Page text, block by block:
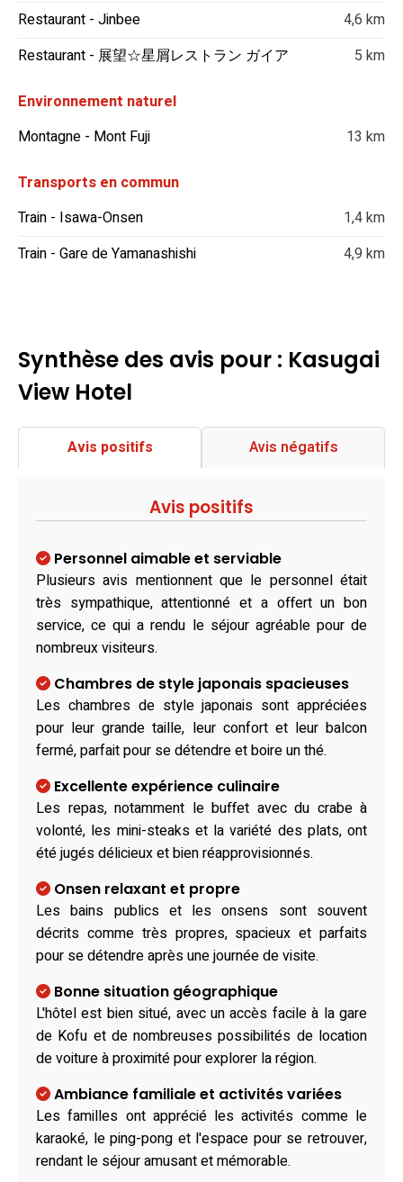
Restaurant - Jinbee
4,6 km
Restaurant - 展望☆星屑レストラン ガイア
5 km
Environnement naturel
Montagne - Mont Fuji
13 km
Transports en commun
Train - Isawa-Onsen
1,4 km
Train - Gare de Yamanashishi
4,9 km
Synthèse des avis pour : Kasugai
View Hotel
Avis positifs Avis négatifs
Avis positifs
Personnel aimable et serviable
Plusieurs avis mentionnent que le personnel était
très sympathique, attentionné et a offert un bon
service, ce qui a rendu le séjour agréable pour de
nombreux visiteurs.
Chambres de style japonais spacieuses
Les chambres de style japonais sont appréciées
pour leur grande taille, leur confort et leur balcon
fermé, parfait pour se détendre et boire un thé.
Excellente expérience culinaire
Les repas, notamment le buffet avec du crabe à
volonté, les mini-steaks et la variété des plats, ont
été jugés délicieux et bien réapprovisionnés.
Onsen relaxant et propre
Les bains publics et les onsens sont souvent
décrits comme très propres, spacieux et parfaits
pour se détendre après une journée de visite.
Bonne situation géographique
L'hôtel est bien situé, avec un accès facile à la gare
de Kofu et de nombreuses possibilités de location
de voiture à proximité pour explorer la région.
Ambiance familiale et activités variées
Les familles ont apprécié les activités comme le
karaoké, le ping-pong et l'espace pour se retrouver,
rendant le séjour amusant et mémorable.